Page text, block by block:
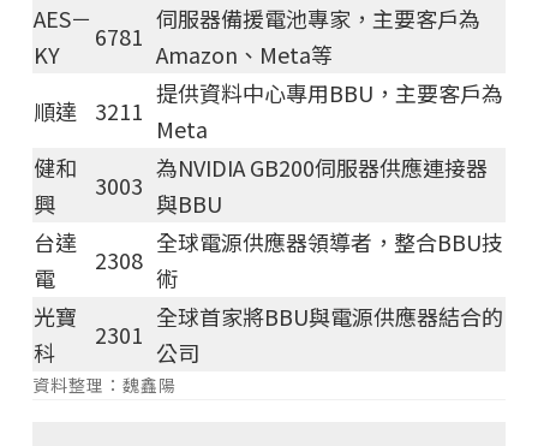
AES－
KY
6781
伺服器備援電池專家，主要客戶為
Amazon、Meta等
順達
3211
提供資料中心專用BBU，主要客戶為
Meta
健和
興
3003
為NVIDIA GB200伺服器供應連接器
與BBU
台達
電
2308
全球電源供應器領導者，整合BBU技
術
光寶
科
2301
全球首家將BBU與電源供應器結合的
公司
資料整理：魏鑫陽